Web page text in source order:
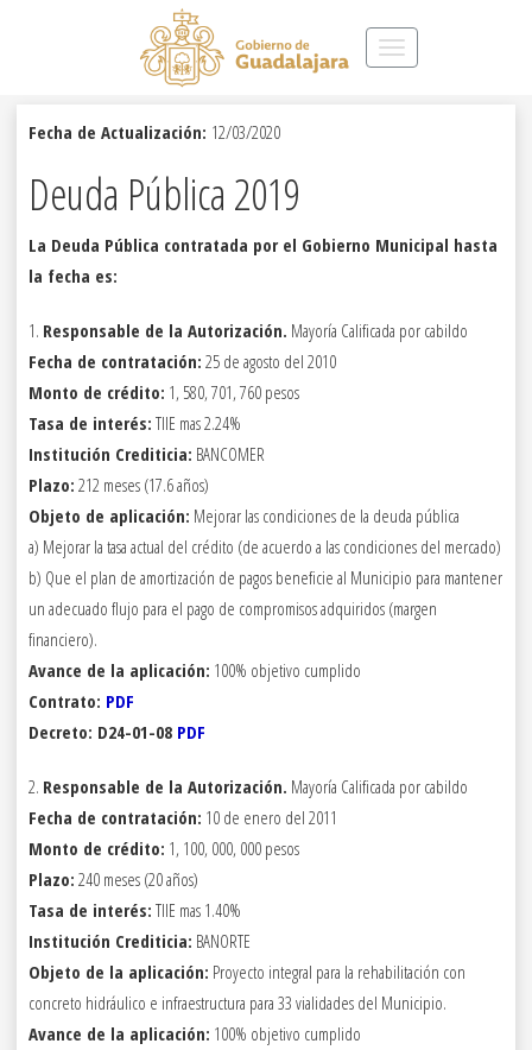
Toggle
navigation
Fecha de Actualización: 12/03/2020
Deuda Pública 2019
La Deuda Pública contratada por el Gobierno Municipal hasta
la fecha es:
1. Responsable de la Autorización. Mayoría Calificada por cabildo
Fecha de contratación: 25 de agosto del 2010
Monto de crédito: 1, 580, 701, 760 pesos
Tasa de interés: TIIE mas 2.24%
Institución Crediticia: BANCOMER
Plazo: 212 meses (17.6 años)
Objeto de aplicación: Mejorar las condiciones de la deuda pública
a) Mejorar la tasa actual del crédito (de acuerdo a las condiciones del mercado)
b) Que el plan de amortización de pagos beneficie al Municipio para mantener
un adecuado flujo para el pago de compromisos adquiridos (margen
financiero).
Avance de la aplicación: 100% objetivo cumplido
Contrato: PDF
Decreto: D24-01-08 PDF
2. Responsable de la Autorización. Mayoría Calificada por cabildo
Fecha de contratación: 10 de enero del 2011
Monto de crédito: 1, 100, 000, 000 pesos
Plazo: 240 meses (20 años)
Tasa de interés: TIIE mas 1.40%
Institución Crediticia: BANORTE
Objeto de la aplicación: Proyecto integral para la rehabilitación con
concreto hidráulico e infraestructura para 33 vialidades del Municipio.
Avance de la aplicación: 100% objetivo cumplido